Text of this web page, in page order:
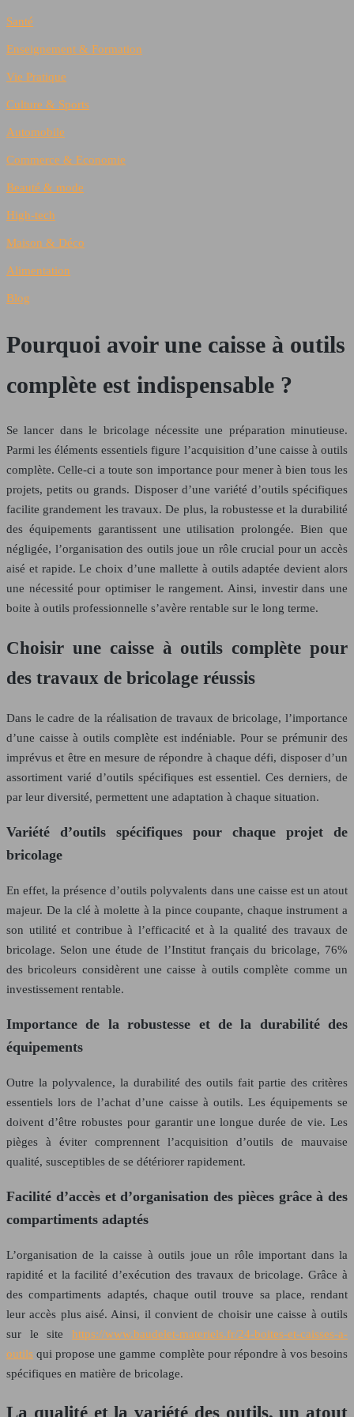
Santé
Enseignement & Formation
Vie Pratique
Culture & Sports
Automobile
Commerce & Economie
Beauté & mode
High-tech
Maison & Déco
Alimentation
Blog
Pourquoi avoir une caisse à outils
complète est indispensable ?
Se lancer dans le bricolage nécessite une préparation minutieuse.
Parmi les éléments essentiels figure l’acquisition d’une caisse à outils
complète. Celle-ci a toute son importance pour mener à bien tous les
projets, petits ou grands. Disposer d’une variété d’outils spécifiques
facilite grandement les travaux. De plus, la robustesse et la durabilité
des équipements garantissent une utilisation prolongée. Bien que
négligée, l’organisation des outils joue un rôle crucial pour un accès
aisé et rapide. Le choix d’une mallette à outils adaptée devient alors
une nécessité pour optimiser le rangement. Ainsi, investir dans une
boite à outils professionnelle s’avère rentable sur le long terme.
Choisir une caisse à outils complète pour
des travaux de bricolage réussis
Dans le cadre de la réalisation de travaux de bricolage, l’importance
d’une caisse à outils complète est indéniable. Pour se prémunir des
imprévus et être en mesure de répondre à chaque défi, disposer d’un
assortiment varié d’outils spécifiques est essentiel. Ces derniers, de
par leur diversité, permettent une adaptation à chaque situation.
Variété d’outils spécifiques pour chaque projet de
bricolage
En effet, la présence d’outils polyvalents dans une caisse est un atout
majeur. De la clé à molette à la pince coupante, chaque instrument a
son utilité et contribue à l’efficacité et à la qualité des travaux de
bricolage. Selon une étude de l’Institut français du bricolage, 76%
des bricoleurs considèrent une caisse à outils complète comme un
investissement rentable.
Importance de la robustesse et de la durabilité des
équipements
Outre la polyvalence, la durabilité des outils fait partie des critères
essentiels lors de l’achat d’une caisse à outils. Les équipements se
doivent d’être robustes pour garantir une longue durée de vie. Les
pièges à éviter comprennent l’acquisition d’outils de mauvaise
qualité, susceptibles de se détériorer rapidement.
Facilité d’accès et d’organisation des pièces grâce à des
compartiments adaptés
L’organisation de la caisse à outils joue un rôle important dans la
rapidité et la facilité d’exécution des travaux de bricolage. Grâce à
des compartiments adaptés, chaque outil trouve sa place, rendant
leur accès plus aisé. Ainsi, il convient de choisir une caisse à outils
sur le site https://www.baudelet-materiels.fr/24-boites-et-caisses-a-
outils qui propose une gamme complète pour répondre à vos besoins
spécifiques en matière de bricolage.
La qualité et la variété des outils, un atout